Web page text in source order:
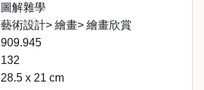
圖解雜學
藝術設計> 繪畫> 繪畫欣賞
909.945
132
28.5 x 21 cm